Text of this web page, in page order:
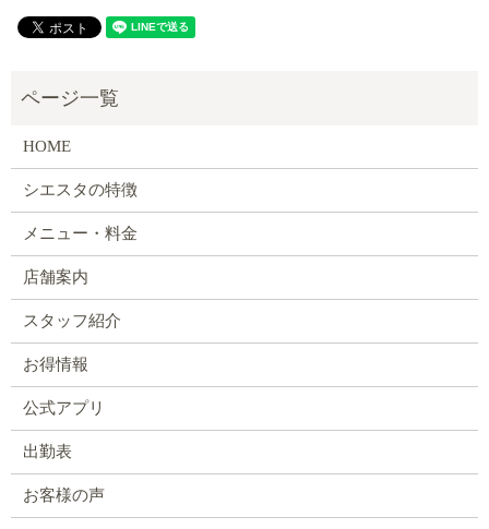
HOME
シエスタの特徴
メニュー・料金
店舗案内
スタッフ紹介
お得情報
公式アプリ
出勤表
お客様の声